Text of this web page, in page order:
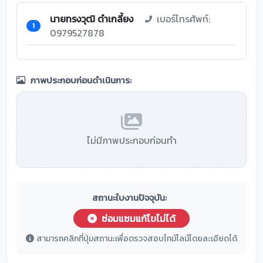
1 นายทรงวุฒิ ดำเกลี้ยง
เบอร์โทรศัพท์:
0979527878
ภาพประกอบก่อนดำเนินการ:
ไม่มีภาพประกอบก่อนทำ
สถานะใบงานปัจจุบัน:
ซ่อมแซมแก้ไขไม่ได้
สามารถคลิกที่ปุ่มสถานะเพื่อตรวจสอบไทม์ไลน์โดยละเอียดได้